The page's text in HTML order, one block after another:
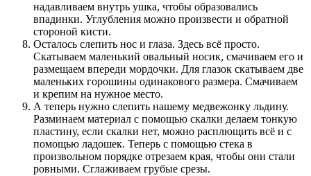
надавливаем внутрь ушка, чтобы образовались
впадинки. Углубления можно произвести и обратной
стороной кисти.
Осталось слепить нос и глаза. Здесь всё просто.
Скатываем маленький овальный носик, смачиваем его и
размещаем впереди мордочки. Для глазок скатываем две
маленьких горошины одинакового размера. Смачиваем
и крепим на нужное место.
А теперь нужно слепить нашему медвежонку льдину.
Разминаем материал с помощью скалки делаем тонкую
пластину, если скалки нет, можно расплющить всё и с
помощью ладошек. Теперь с помощью стека в
произвольном порядке отрезаем края, чтобы они стали
ровными. Сглаживаем грубые срезы.